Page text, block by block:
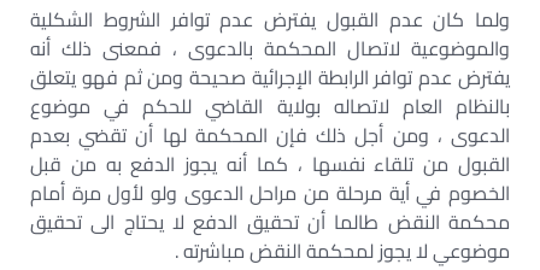
ولما كان عدم القبول يفترض عدم توافر الشروط الشكلية
والموضوعية لاتصال المحكمة بالدعوى ، فمعنى ذلك أنه
يفترض عدم توافر الرابطة الإجرائية صحيحة ومن ثم فهو يتعلق
بالنظام العام لاتصاله بولاية القاضي للحكم في موضوع
الدعوى ، ومن أجل ذلك فإن المحكمة لها أن تقضي بعدم
القبول من تلقاء نفسها ، كما أنه يجوز الدفع به من قبل
الخصوم في أية مرحلة من مراحل الدعوى ولو لأول مرة أمام
محكمة النقض طالما أن تحقيق الدفع لا يحتاج الى تحقيق
موضوعي لا يجوز لمحكمة النقض مباشرته .